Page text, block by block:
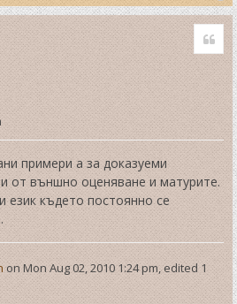
T
o
p
примери а за доказуеми
от външно оценяване и матурите.
език където постоянно се
on Mon Aug 02, 2010 1:24 pm, edited 1